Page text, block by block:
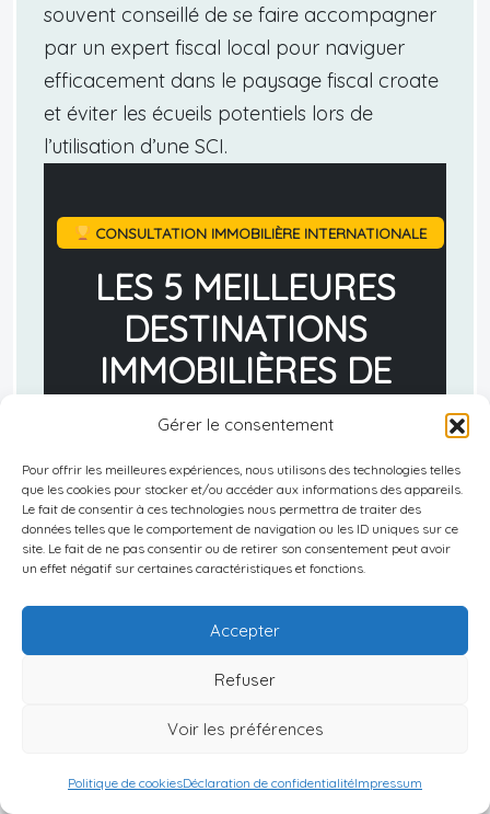
Gérer le consentement
Pour offrir les meilleures expériences, nous utilisons des technologies telles
que les cookies pour stocker et/ou accéder aux informations des appareils.
Le fait de consentir à ces technologies nous permettra de traiter des
données telles que le comportement de navigation ou les ID uniques sur ce
site. Le fait de ne pas consentir ou de retirer son consentement peut avoir
un effet négatif sur certaines caractéristiques et fonctions.
Accepter
Refuser
Voir les préférences
Politique de cookiesDéclaration de confidentialitéImpressum
souvent conseillé de se faire accompagner
par un expert fiscal local pour naviguer
efficacement dans le paysage fiscal croate
et éviter les écueils potentiels lors de
l’utilisation d’une SCI.
CONSULTATION IMMOBILIÈRE INTERNATIONALE
LES 5 MEILLEURES
DESTINATIONS
IMMOBILIÈRES DE
2026 VOUS
ATTENDENT
EN 1H, DÉCOUVREZ LA VÔTRE
Vous avez compris le potentiel de
commencer ? Quelle destination ? Quel
rendement ? Comment sécuriser votre